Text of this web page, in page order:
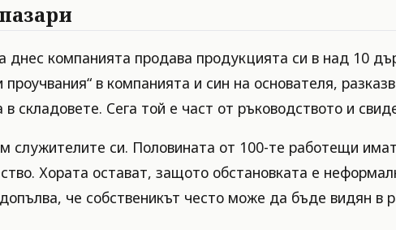
днес компанията продава продукцията си в над 10
в компанията и син на основателя,
складовете. Сега той е част от ръководството и
служителите си. Половината от 100-те работещи
Хората остават, защото обстановката е
че собственикът често може да бъде видян